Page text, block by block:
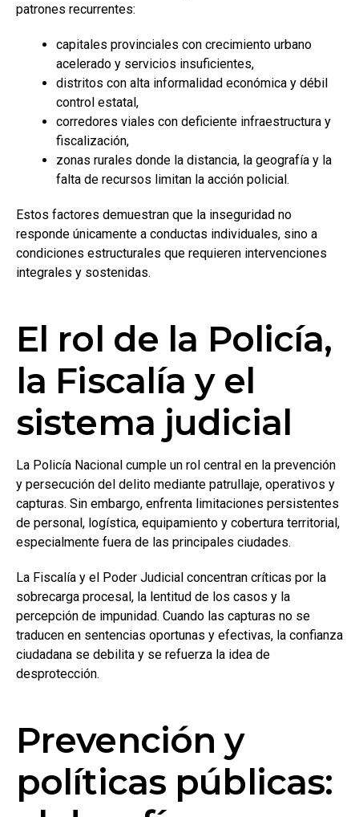
patrones recurrentes:
capitales provinciales con crecimiento urbano
acelerado y servicios insuficientes,
distritos con alta informalidad económica y débil
control estatal,
corredores viales con deficiente infraestructura y
fiscalización,
zonas rurales donde la distancia, la geografía y la
falta de recursos limitan la acción policial.
Estos factores demuestran que la inseguridad no
responde únicamente a conductas individuales, sino a
condiciones estructurales que requieren intervenciones
integrales y sostenidas.
El rol de la Policía,
la Fiscalía y el
sistema judicial
La Policía Nacional cumple un rol central en la prevención
y persecución del delito mediante patrullaje, operativos y
capturas. Sin embargo, enfrenta limitaciones persistentes
de personal, logística, equipamiento y cobertura territorial,
especialmente fuera de las principales ciudades.
La Fiscalía y el Poder Judicial concentran críticas por la
sobrecarga procesal, la lentitud de los casos y la
percepción de impunidad. Cuando las capturas no se
traducen en sentencias oportunas y efectivas, la confianza
ciudadana se debilita y se refuerza la idea de
desprotección.
Prevención y
políticas públicas: